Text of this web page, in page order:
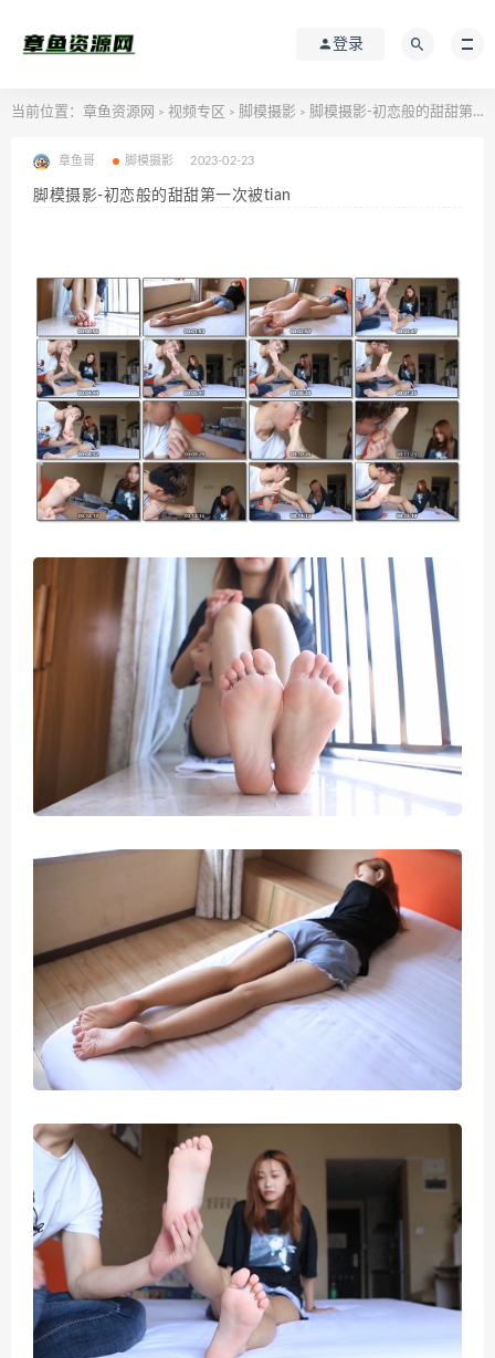
登录
当前位置： 章鱼资源网 > 视频专区 > 脚模摄影 > 脚模摄影-初恋般的甜甜第一次被tian
章鱼哥 脚模摄影 2023-02-23
脚模摄影-初恋般的甜甜第一次被tian